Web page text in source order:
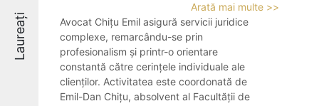
Laureați
Arată mai multe >>
Avocat Chițu Emil asigură servicii juridice
complexe, remarcându-se prin
profesionalism și printr-o orientare
constantă către cerințele individuale ale
clienților. Activitatea este coordonată de
Emil-Dan Chițu, absolvent al Facultății de